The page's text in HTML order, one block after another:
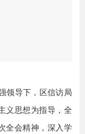
导下，区信访局
义思想为指导，全
全会精神，深入学